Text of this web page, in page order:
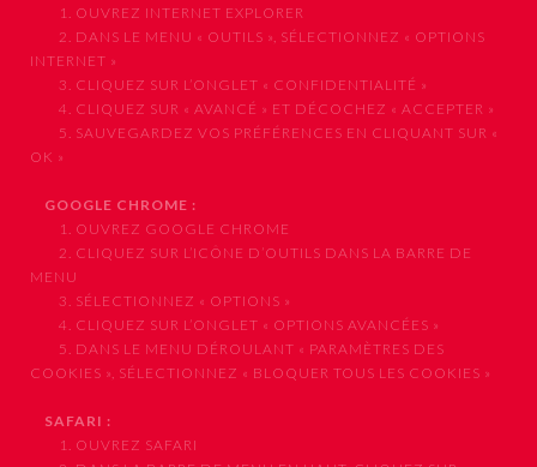
1. OUVREZ INTERNET EXPLORER
2. DANS LE MENU « OUTILS », SÉLECTIONNEZ « OPTIONS
INTERNET »
3. CLIQUEZ SUR L’ONGLET « CONFIDENTIALITÉ »
4. CLIQUEZ SUR « AVANCÉ » ET DÉCOCHEZ « ACCEPTER »
5. SAUVEGARDEZ VOS PRÉFÉRENCES EN CLIQUANT SUR «
OK »
GOOGLE CHROME :
1. OUVREZ GOOGLE CHROME
2. CLIQUEZ SUR L’ICÔNE D’OUTILS DANS LA BARRE DE
MENU
3. SÉLECTIONNEZ « OPTIONS »
4. CLIQUEZ SUR L’ONGLET « OPTIONS AVANCÉES »
5. DANS LE MENU DÉROULANT « PARAMÈTRES DES
COOKIES », SÉLECTIONNEZ « BLOQUER TOUS LES COOKIES »
SAFARI :
1. OUVREZ SAFARI